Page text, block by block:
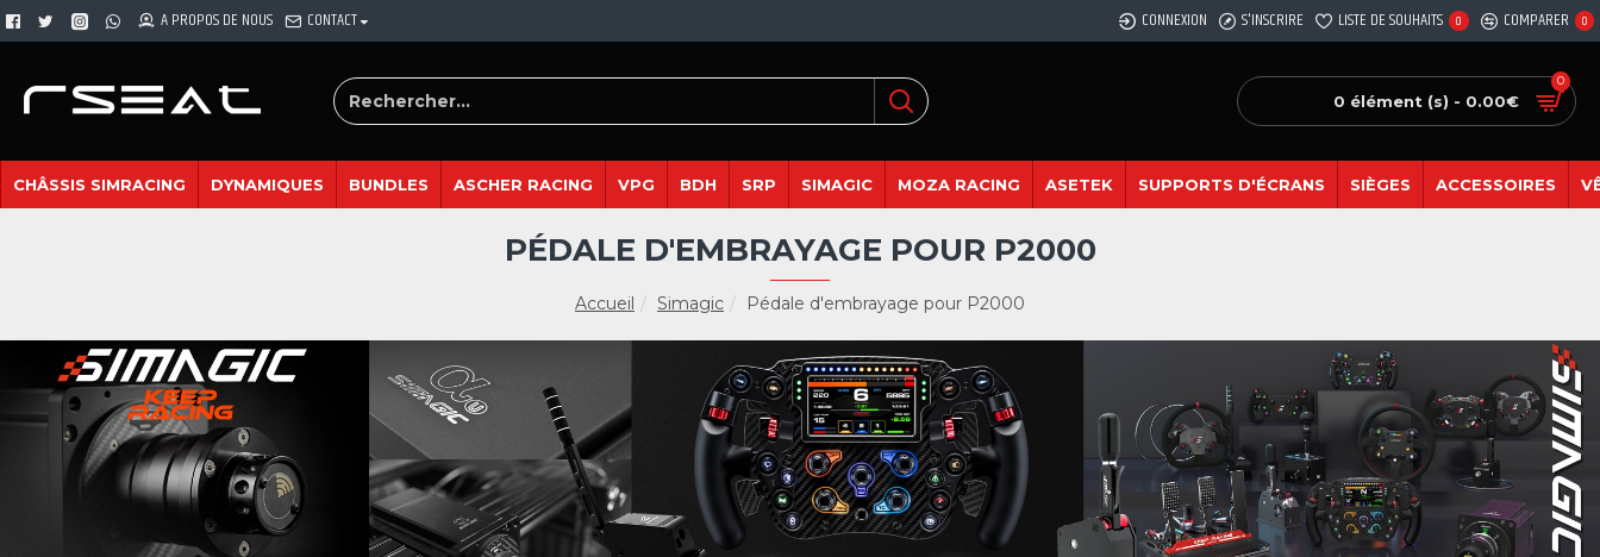
A PROPOS DE NOUS CONTACT CONNEXION S'INSCRIRE LISTE DE SOUHAITS 0 COMPARER 0
0 élément (s) - 0.00€
0
CHÂSSIS SIMRACING DYNAMIQUES BUNDLES ASCHER RACING VPG BDH SRP SIMAGIC MOZA RACING ASETEK SUPPORTS D'ÉCRANS SIÈGES ACCESSOIRES
Accueil Simagic Pédale d'embrayage pour P2000
PÉDALE D'EMBRAYAGE POUR P2000